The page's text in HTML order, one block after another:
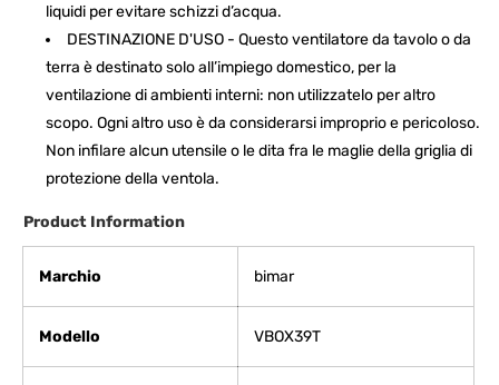
liquidi per evitare schizzi d’acqua.
DESTINAZIONE D'USO - Questo ventilatore da tavolo o da
terra è destinato solo all’impiego domestico, per la
ventilazione di ambienti interni: non utilizzatelo per altro
scopo. Ogni altro uso è da considerarsi improprio e pericoloso.
Non infilare alcun utensile o le dita fra le maglie della griglia di
protezione della ventola.
Product Information
Marchio ‎bimar
Modello ‎VBOX39T